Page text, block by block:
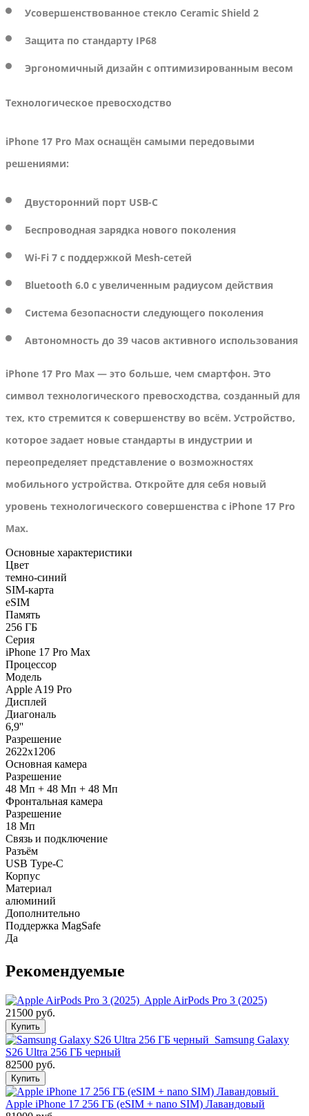
Усовершенствованное стекло Ceramic Shield 2
Защита по стандарту IP68
Эргономичный дизайн с оптимизированным весом
Технологическое превосходство
iPhone 17 Pro Max оснащён самыми передовыми
решениями:
Двусторонний порт USB-C
Беспроводная зарядка нового поколения
Wi-Fi 7 с поддержкой Mesh-сетей
Bluetooth 6.0 с увеличенным радиусом действия
Система безопасности следующего поколения
Автономность до 39 часов активного использования
iPhone 17 Pro Max — это больше, чем смартфон. Это
символ технологического превосходства, созданный для
тех, кто стремится к совершенству во всём. Устройство,
которое задает новые стандарты в индустрии и
переопределяет представление о возможностях
мобильного устройства. Откройте для себя новый
уровень технологического совершенства с iPhone 17 Pro
Max.
Основные характеристики
Цвет
темно-синий
SIM-карта
eSIM
Память
256 ГБ
Серия
iPhone 17 Pro Max
Процессор
Модель
Apple A19 Pro
Дисплей
Диагональ
6,9''
Разрешение
2622x1206
Основная камера
Разрешение
48 Мп + 48 Мп + 48 Мп
Фронтальная камера
Разрешение
18 Мп
Связь и подключение
Разъём
USB Type-C
Корпус
Материал
алюминий
Дополнительно
Поддержка MagSafe
Да
Рекомендуемые
Apple AirPods Pro 3 (2025)
21500 руб.
Купить
Samsung Galaxy
S26 Ultra 256 ГБ черный
82500 руб.
Купить
Apple iPhone 17 256 ГБ (eSIM + nano SIM) Лавандовый